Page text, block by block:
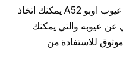
الآن وبعد ان سردت لك مميزات و عيوب اوبو A52 يمكنك اتخاذ
عن عيوبه والتي يمكنك
للاستفادة من